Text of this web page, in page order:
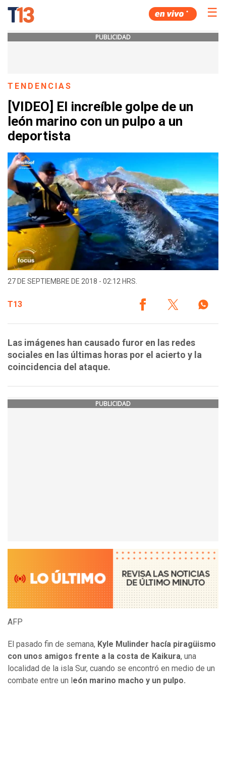
☰
PUBLICIDAD
TENDENCIAS
[VIDEO] El increíble golpe de un
león marino con un pulpo a un
deportista
27 DE SEPTIEMBRE DE 2018 - 02:12 HRS.
T13
Las imágenes han causado furor en las redes
sociales en las últimas horas por el acierto y la
coincidencia del ataque.
PUBLICIDAD
AFP
El pasado fin de semana, Kyle Mulinder hacía piragüismo
con unos amigos frente a la costa de Kaikura, una
localidad de la isla Sur, cuando se encontró en medio de un
combate entre un l eón marino macho y un pulpo.